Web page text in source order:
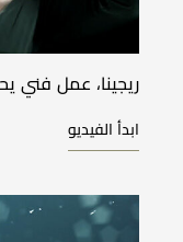
ريجينا، عمل فني
ابدأ الفيديو